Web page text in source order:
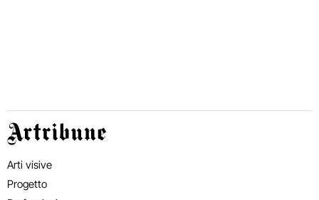
Artribune
Arti visive
Progetto